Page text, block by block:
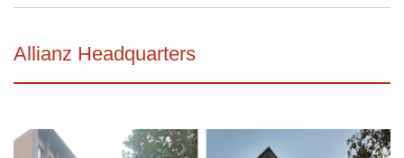
Allianz Headquarters